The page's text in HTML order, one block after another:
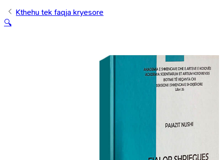
Kthehu tek faqja kryesore
🔍